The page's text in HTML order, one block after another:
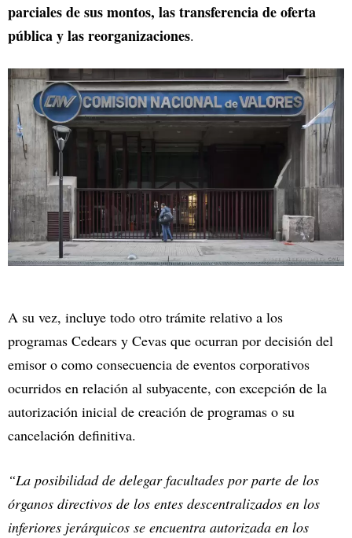
parciales de sus montos, las transferencia de oferta
pública y las reorganizaciones.
A su vez, incluye todo otro trámite relativo a los
programas Cedears y Cevas que ocurran por decisión del
emisor o como consecuencia de eventos corporativos
ocurridos en relación al subyacente, con excepción de la
autorización inicial de creación de programas o su
cancelación definitiva.
“La posibilidad de delegar facultades por parte de los
órganos directivos de los entes descentralizados en los
inferiores jerárquicos se encuentra autorizada en los